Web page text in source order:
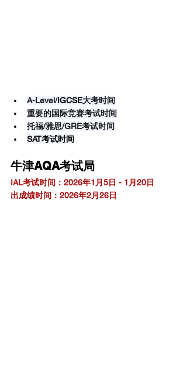
A-Level/IGCSE大考时间
重要的国际竞赛考试时间
托福/雅思/GRE考试时间
SAT考试时间
牛津AQA考试局
IAL考试时间：2026年1月5日 - 1月20日
出成绩时间：2026年2月26日